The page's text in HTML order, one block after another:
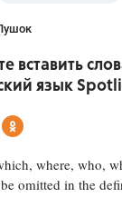
вставить
язык
where, who,
omitted in the